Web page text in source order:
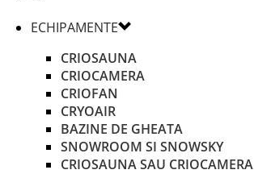
ECHIPAMENTE
CRIOSAUNA
CRIOCAMERA
CRIOFAN
CRYOAIR
BAZINE DE GHEATA
SNOWROOM SI SNOWSKY
CRIOSAUNA SAU CRIOCAMERA